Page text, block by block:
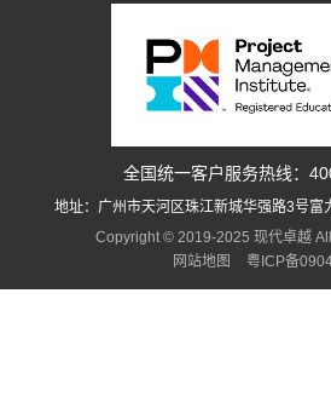
全国统一客户服务热线：
地址：广州市天河区珠江新城华强路3号富
Copyright © 2019-2025 现代卓越
网站地图
粤ICP备